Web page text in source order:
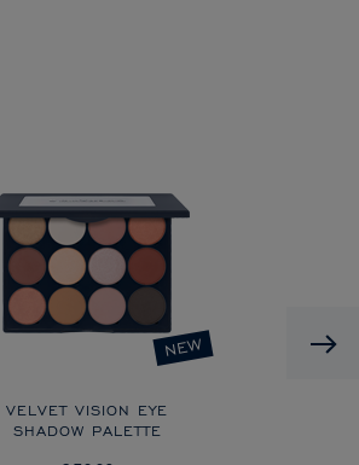
VELVET VISION EYE
SHADOW PALETTE
NEW